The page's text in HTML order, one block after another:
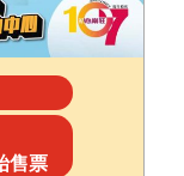
售票